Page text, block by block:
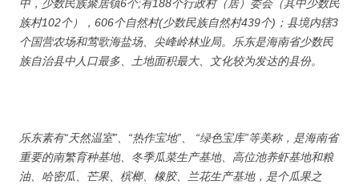
中，少数民族聚居镇6个;有188个行政村（居）委会（其中少数民
族村102个），606个自然村(少数民族自然村439个)；县境内辖3
个国营农场和莺歌海盐场、尖峰岭林业局。乐东是海南省少数民
族自治县中人口最多、土地面积最大、文化较为发达的县份。
乐东素有“天然温室”、“热作宝地”、 “绿色宝库”等美称，是海南省
重要的南繁育种基地、冬季瓜菜生产基地、高位池养虾基地和粮
油、哈密瓜、芒果、槟榔、橡胶、兰花生产基地，是个瓜果之